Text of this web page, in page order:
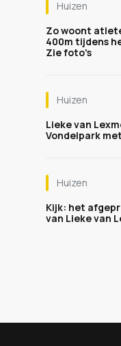
Huizen
Zo woont
400m tijdens
Zie foto's
Huizen
Lieke van
Vondelpark
Huizen
Kijk: het
van Lieke van